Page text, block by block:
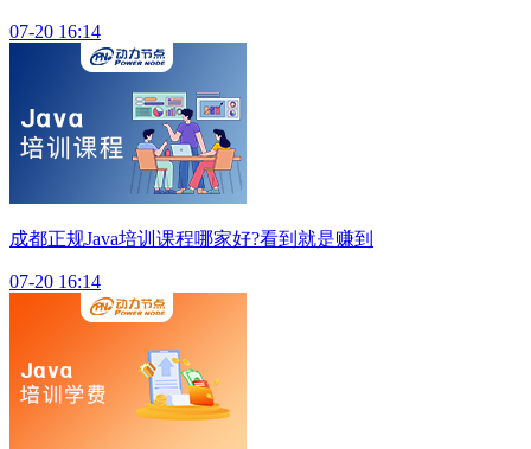
07-20 16:14
成都正规Java培训课程哪家好?看到就是赚到
07-20 16:14